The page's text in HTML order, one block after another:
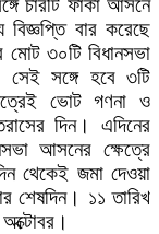
চারটি ফাঁকা আসনে
বার করেছে
মোট ৩০টি বিধানসভা
সঙ্গে হবে ৩টি
ভোট গণনা ও
দিন। এদিনের
আসনের ক্ষেত্রে
থেকেই জমা দেওয়া
শেষদিন। ১১ তারিখ